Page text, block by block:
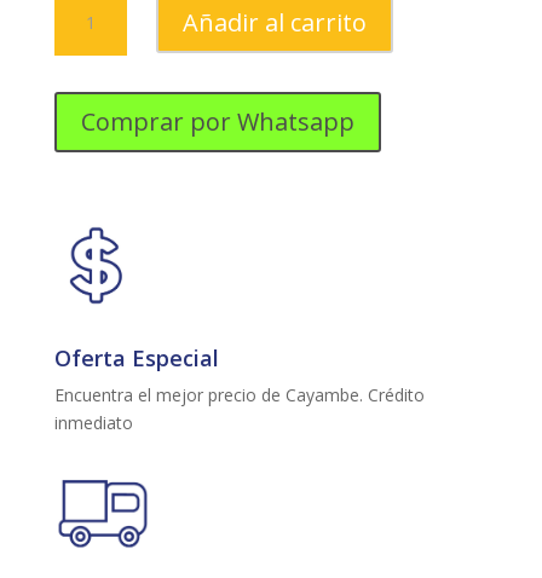
SALA
CANOA
Añadir al carrito
Comprar por Whatsapp
Oferta Especial
Encuentra el mejor precio de Cayambe. Crédito
inmediato